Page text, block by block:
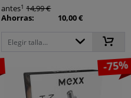
antes1 14,99 €
Ahorras:
10,00 €
Elegir talla...
-75%